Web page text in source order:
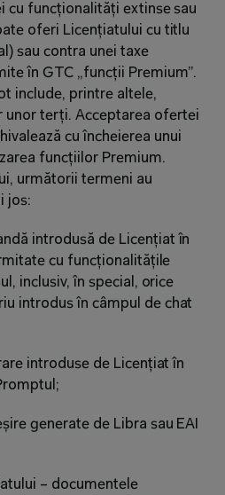
cu funcționalități extinse sau
oferi Licențiatului cu titlu
sau contra unei taxe
în GTC „funcții Premium”.
include, printre altele,
unor terți. Acceptarea ofertei
cu încheierea unui
funcțiilor Premium.
următorii termeni au
jos:
introdusă de Licențiat în
cu funcționalitățile
inclusiv, în special, orice
introdus în câmpul de chat
introduse de Licențiat în
generate de Libra sau EAI
– documentele